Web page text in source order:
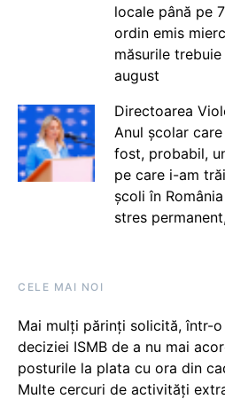
locale până pe
ordin emis
măsurile
august
Directoarea
Anul școlar
fost, probabil,
pe care i-am
școli în
stres
CELE MAI NOI
Mai mulți părinți solicită, într-
deciziei ISMB de a nu mai
posturile la plata cu ora din
Multe cercuri de activități